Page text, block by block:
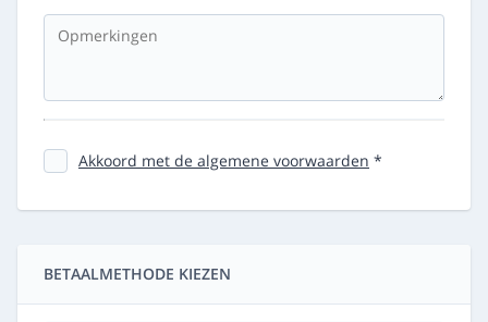
Akkoord met de algemene voorwaarden *
BETAALMETHODE KIEZEN